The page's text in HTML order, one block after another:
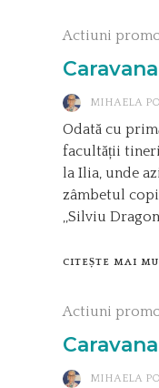
Actiuni
MIHAELA
Odată cu
facultății
la Ilia, unde
zâmbetul
,,Silviu
CITEȘTE MAI
Actiuni
MIHAELA